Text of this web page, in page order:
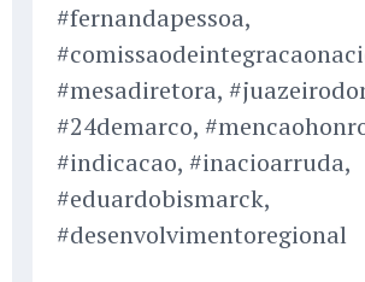
#fernandapessoa,
#mesadiretora,
#24demarco,
#indicacao, #inacioarruda,
#eduardobismarck,
#desenvolvimentoregional